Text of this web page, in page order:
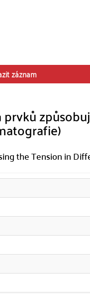
záznam
the Tension in